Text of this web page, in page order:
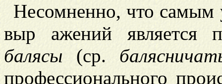
Несомненно, что самым
выр ажений является
балясы (ср.
профессионального